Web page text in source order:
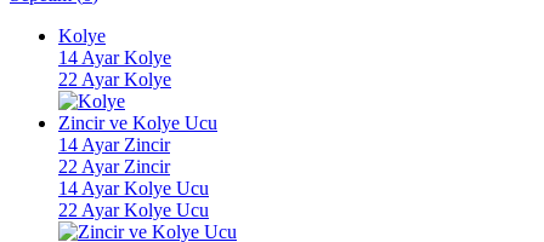
Kolye
14 Ayar Kolye
22 Ayar Kolye
Zincir ve Kolye Ucu
14 Ayar Zincir
22 Ayar Zincir
14 Ayar Kolye Ucu
22 Ayar Kolye Ucu